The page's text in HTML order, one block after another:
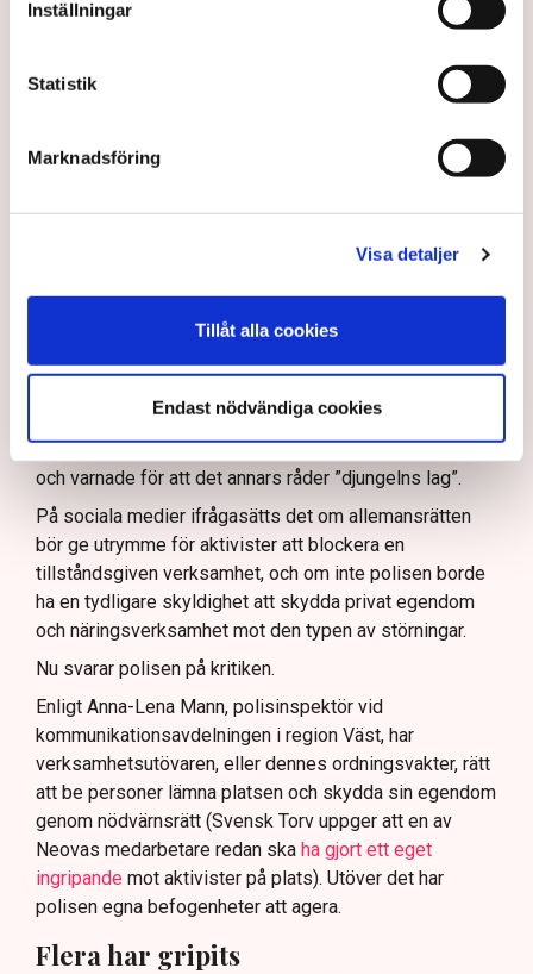
Inställningar
Statistik
Marknadsföring
Visa detaljer
Tillåt alla cookies
Endast nödvändiga cookies
aktionerna.
Polisinspektör Anna-Lena Mann förklarar polisens
agerande på plats.
brottsmisstankar kopplade.
för att dokumentera bevis.
Samtidigt är polisarbetet komplext när det gäller
agera tillräckligt då aktionerna kan fortgå för öppen ridå.
Rickard Axdorff på Svensk Torv, anser att polisens
inte är tillräckligaför att skydda verksamheten
att polisen ”behöver utveckla sina metoder för att
skydda tillståndsgivna verksamheter” mot sabotage,
och varnade för att det annars råder ”djungelns lag”.
På sociala medier ifrågasätts det om allemansrätten
bör ge utrymme för aktivister att blockera en
tillståndsgiven verksamhet, och om inte polisen borde
ha en tydligare skyldighet att skydda privat egendom
och näringsverksamhet mot den typen av störningar.
Nu svarar polisen på kritiken.
Enligt Anna-Lena Mann, polisinspektör vid
kommunikationsavdelningen i region Väst, har
verksamhetsutövaren, eller dennes ordningsvakter, rätt
att be personer lämna platsen och skydda sin egendom
genom nödvärnsrätt (Svensk Torv uppger att en av
Neovas medarbetare redan ska ha gjort ett eget
ingripande mot aktivister på plats). Utöver det har
polisen egna befogenheter att agera.
Flera har gripits